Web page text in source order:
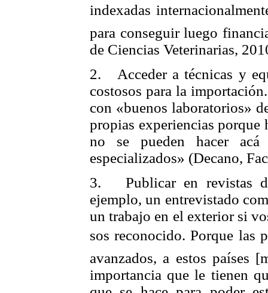
indexadas
para conseguir luego
de Ciencias Veterinarias,
2.
Acceder a técnicas y
costosos para la
con «buenos laboratorios»
propias experiencias porque
no se pueden hacer
especializados» (Decano,
3.
Publicar en revistas
ejemplo, un entrevistado
un trabajo en el exterior si
sos reconocido. Porque las
avanzados, a estos países
importancia que le tienen